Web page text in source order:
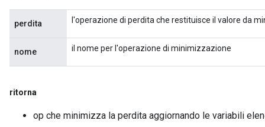
perdita l'operazione di perdita che restituisce il valore da
nome il nome per l'operazione di minimizzazione
ritorna
op che minimizza la perdita aggiornando le variabili